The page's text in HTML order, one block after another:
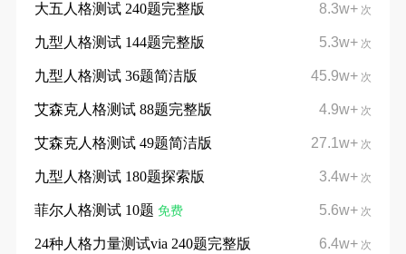
8.3w+ 次
大五人格测试 240题完整版
5.3w+ 次
九型人格测试 144题完整版
45.9w+ 次
九型人格测试 36题简洁版
4.9w+ 次
艾森克人格测试 88题完整版
27.1w+ 次
艾森克人格测试 49题简洁版
3.4w+ 次
九型人格测试 180题探索版
5.6w+ 次
菲尔人格测试 10题 免费
6.4w+ 次
24种人格力量测试via 240题完整版